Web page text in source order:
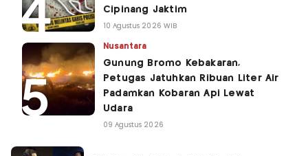
Cipinang Jaktim
10 Agustus 2026 WIB
Nusantara
Gunung Bromo Kebakaran,
Petugas Jatuhkan Ribuan Liter Air
Padamkan Kobaran Api Lewat
Udara
09 Agustus 2026